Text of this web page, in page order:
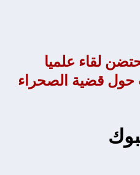
لقاء علميا
حول قضية الصحراء